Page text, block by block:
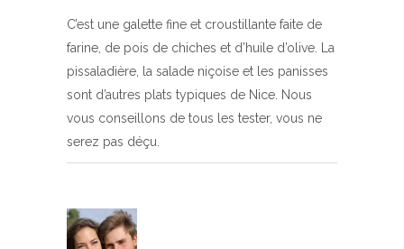
C’est une galette fine et croustillante faite de
farine, de pois de chiches et d’huile d’olive. La
pissaladière, la salade niçoise et les panisses
sont d’autres plats typiques de Nice. Nous
vous conseillons de tous les tester, vous ne
serez pas déçu.